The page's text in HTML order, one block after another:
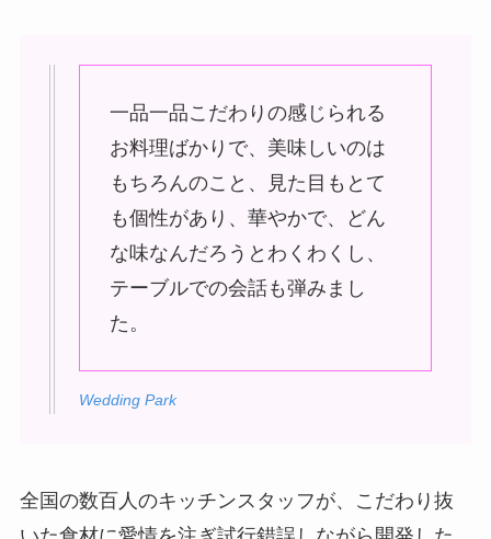
一品一品こだわりの感じられる
お料理ばかりで、美味しいのは
もちろんのこと、見た目もとて
も個性があり、華やかで、どん
な味なんだろうとわくわくし、
テーブルでの会話も弾みまし
た。
Wedding Park
全国の数百人のキッチンスタッフが、こだわり抜